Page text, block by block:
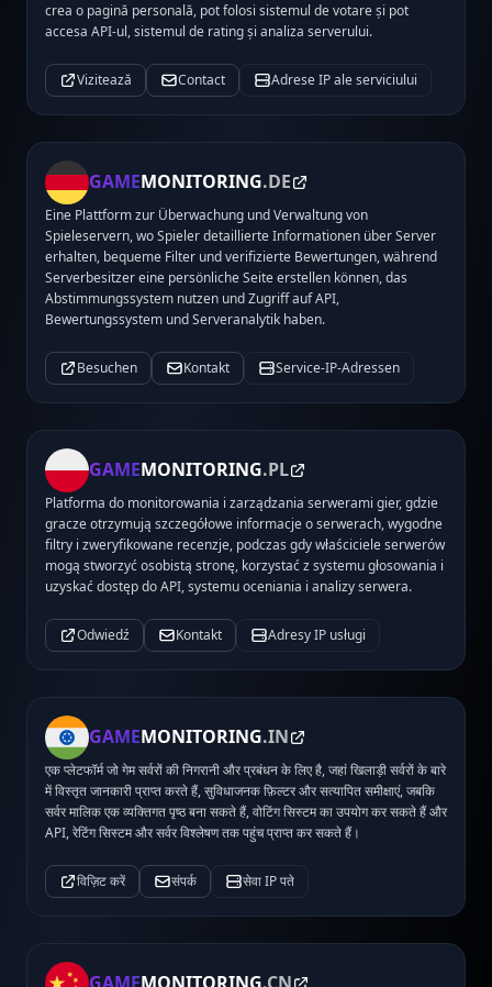
crea o pagină personală, pot folosi sistemul de votare și pot
accesa API-ul, sistemul de rating și analiza serverului.
Vizitează Contact Adrese IP ale serviciului
GAMEMONITORING.DE
Eine Plattform zur Überwachung und Verwaltung von
Spieleservern, wo Spieler detaillierte Informationen über Server
erhalten, bequeme Filter und verifizierte Bewertungen, während
Serverbesitzer eine persönliche Seite erstellen können, das
Abstimmungssystem nutzen und Zugriff auf API,
Bewertungssystem und Serveranalytik haben.
Besuchen Kontakt Service-IP-Adressen
GAMEMONITORING.PL
Platforma do monitorowania i zarządzania serwerami gier, gdzie
gracze otrzymują szczegółowe informacje o serwerach, wygodne
filtry i zweryfikowane recenzje, podczas gdy właściciele serwerów
mogą stworzyć osobistą stronę, korzystać z systemu głosowania i
uzyskać dostęp do API, systemu oceniania i analizy serwera.
Odwiedź Kontakt Adresy IP usługi
GAMEMONITORING.IN
एक प्लेटफॉर्म जो गेम सर्वरों की निगरानी और प्रबंधन के लिए है, जहां खिलाड़ी सर्वरों के बारे
में विस्तृत जानकारी प्राप्त करते हैं, सुविधाजनक फ़िल्टर और सत्यापित समीक्षाएं, जबकि
सर्वर मालिक एक व्यक्तिगत पृष्ठ बना सकते हैं, वोटिंग सिस्टम का उपयोग कर सकते हैं और
API, रेटिंग सिस्टम और सर्वर विश्लेषण तक पहुंच प्राप्त कर सकते हैं।
विज़िट करें संपर्क सेवा IP पते